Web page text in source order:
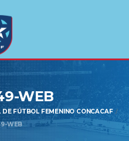
WEB
DE FÚTBOL FEMENINO CONCACAF
WEB